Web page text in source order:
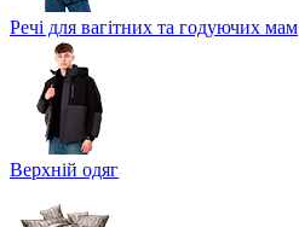
Речі для вагітних та годуючих мам
Верхній одяг